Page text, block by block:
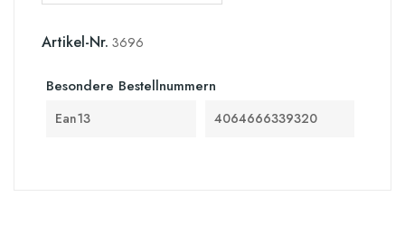
Artikel-Nr. 3696
Besondere Bestellnummern
Ean13 4064666339320